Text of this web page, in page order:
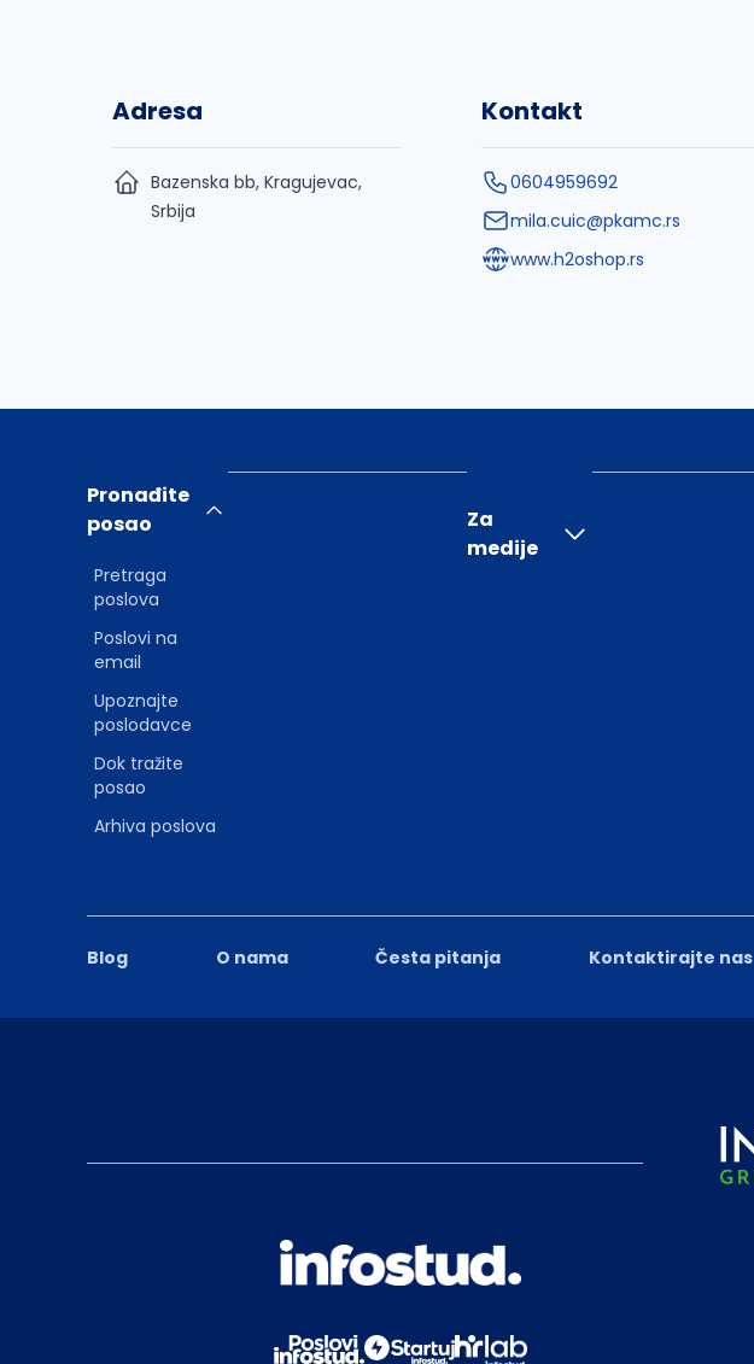
Adresa
Bazenska bb, Kragujevac,
Srbija
Kontakt
0604959692
mila.cuic@pkamc.rs
www.h2oshop.rs
Blog O nama Česta pitanja Kontaktirajte nas
Pronađite
posao
Pretraga
poslova
Poslovi na
email
Upoznajte
poslodavce
Dok tražite
posao
Arhiva poslova
Za
medije